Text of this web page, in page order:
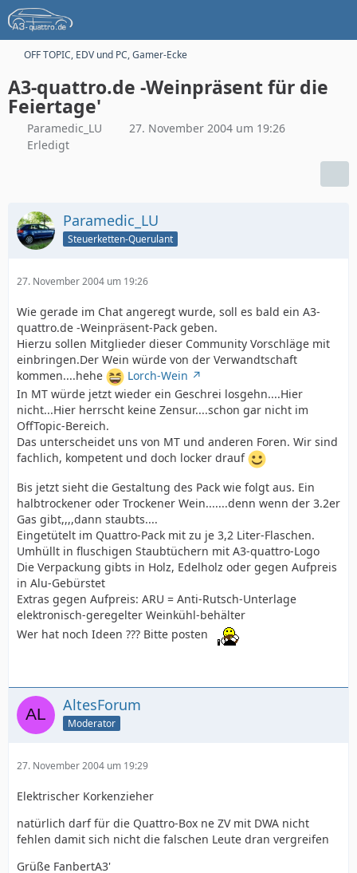
OFF TOPIC, EDV und PC, Gamer-Ecke
A3-quattro.de -Weinpräsent für die
Feiertage'
Paramedic_LU
27. November 2004 um 19:26
Erledigt
Paramedic_LU
Steuerketten-Querulant
27. November 2004 um 19:26
Wie gerade im Chat angeregt wurde, soll es bald ein A3-
quattro.de -Weinpräsent-Pack geben.
Hierzu sollen Mitglieder dieser Community Vorschläge mit
einbringen.Der Wein würde von der Verwandtschaft
kommen....hehe
Lorch-Wein
In MT würde jetzt wieder ein Geschrei losgehn....Hier
nicht...Hier herrscht keine Zensur....schon gar nicht im
OffTopic-Bereich.
Das unterscheidet uns von MT und anderen Foren. Wir sind
fachlich, kompetent und doch locker drauf
Bis jetzt sieht die Gestaltung des Pack wie folgt aus. Ein
halbtrockener oder Trockener Wein.......denn wenn der 3.2er
Gas gibt,,,,dann staubts....
Eingetütelt im Quattro-Pack mit zu je 3,2 Liter-Flaschen.
Umhüllt in fluschigen Staubtüchern mit A3-quattro-Logo
Die Verpackung gibts in Holz, Edelholz oder gegen Aufpreis
in Alu-Gebürstet
Extras gegen Aufpreis: ARU = Anti-Rutsch-Unterlage
elektronisch-geregelter Weinkühl-behälter
Wer hat noch Ideen ??? Bitte posten
AltesForum
Moderator
27. November 2004 um 19:29
Elektrischer Korkenzieher
natürlich darf für die Quattro-Box ne ZV mit DWA nicht
fehlen damit sich nicht die falschen Leute dran vergreifen
Grüße FanbertA3'